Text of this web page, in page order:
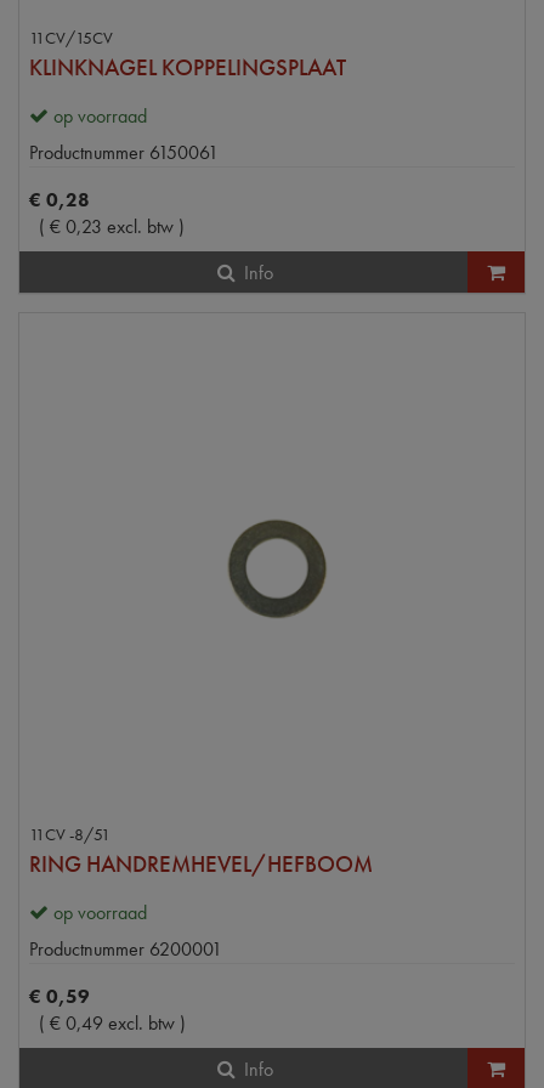
11CV/15CV
KLINKNAGEL KOPPELINGSPLAAT
op voorraad
Productnummer 6150061
€ 0,28
( €0,23 excl. btw )
Info
11CV -8/51
RING HANDREMHEVEL/HEFBOOM
op voorraad
Productnummer 6200001
€ 0,59
( €0,49 excl. btw )
Info